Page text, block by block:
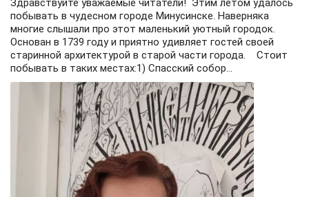
Здравствуйте уважаемые читатели! Этим летом удалось
побывать в чудесном городе Минусинске. Наверняка
многие слышали про этот маленький уютный городок.
Основан в 1739 году и приятно удивляет гостей своей
старинной архитектурой в старой части города. Стоит
побывать в таких местах:1) Спасский собор...